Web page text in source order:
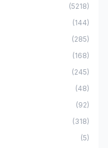
(5218)
(144)
(285)
(168)
(245)
(48)
(92)
(318)
(5)